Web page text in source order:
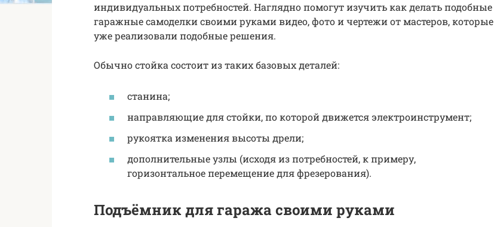
индивидуальных потребностей. Наглядно помогут изучить как делать подобные
гаражные самоделки своими руками видео, фото и чертежи от мастеров, которые
уже реализовали подобные решения.
Обычно стойка состоит из таких базовых деталей:
станина;
направляющие для стойки, по которой движется электроинструмент;
рукоятка изменения высоты дрели;
дополнительные узлы (исходя из потребностей, к примеру,
горизонтальное перемещение для фрезерования).
Подъёмник для гаража своими руками